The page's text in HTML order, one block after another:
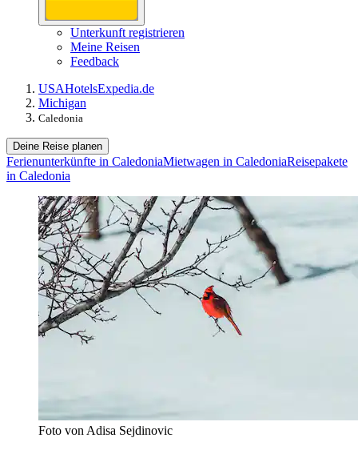
Unterkunft registrieren
Meine Reisen
Feedback
USAHotelsExpedia.de
Michigan
Caledonia
Deine Reise planen
Ferienunterkünfte in CaledoniaMietwagen in CaledoniaReisepakete
in Caledonia
Foto von Adisa Sejdinovic